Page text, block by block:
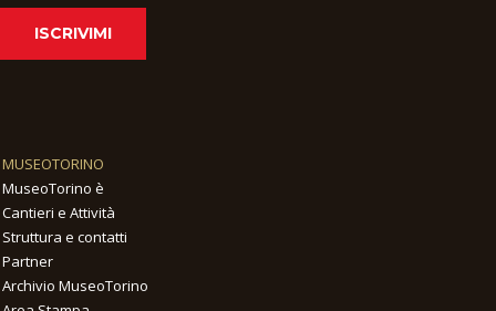
ISCRIVIMI
MUSEOTORINO
MuseoTorino è
Cantieri e Attività
Struttura e contatti
Partner
Archivio MuseoTorino